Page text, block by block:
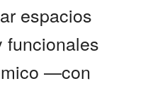
espacios
funcionales
—con